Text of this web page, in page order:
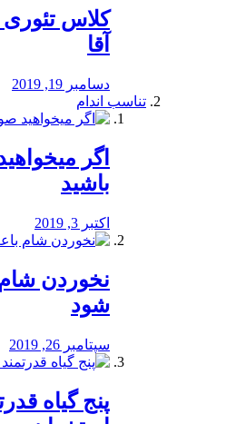
آقا
دسامبر 19, 2019
تناسب اندام
اگر
باشید
اکتبر 3, 2019
نخوردن
‌شود
سپتامبر 26, 2019
پنج گیاه